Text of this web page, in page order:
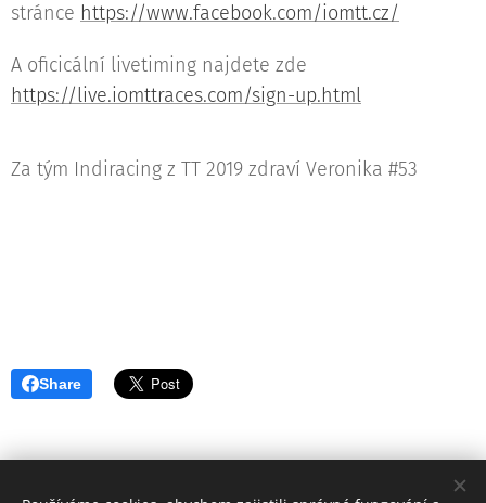
stránce https://www.facebook.com/iomtt.cz/
A oficicální livetiming najdete zde
https://live.iomttraces.com/sign-up.html
Za tým Indiracing z TT 2019 zdraví Veronika #53
Share